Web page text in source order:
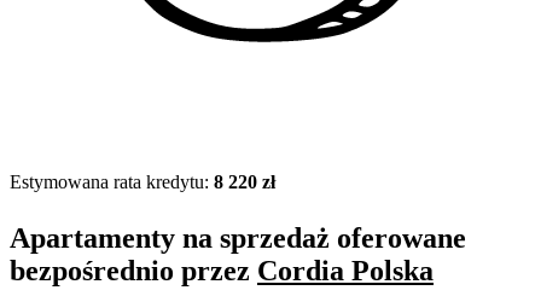
Estymowana rata kredytu: 8 220 zł
Apartamenty na sprzedaż oferowane
bezpośrednio przez Cordia Polska